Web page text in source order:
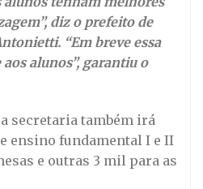
diz o prefeito de
“Em breve essa
alunos”, garantiu o
secretaria também irá
ensino fundamental I e II
e outras 3 mil para as